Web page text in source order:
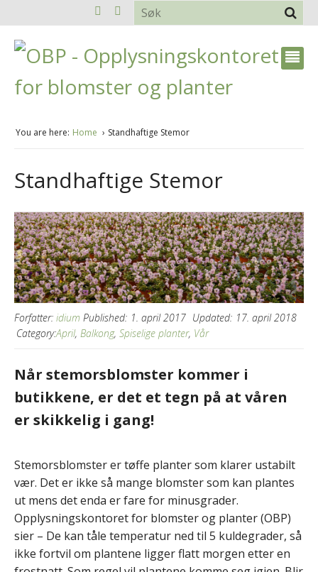
You are here: Home Standhaftige Stemor
Standhaftige Stemor
Forfatter: idium Published: 1. april 2017 Updated: 17. april 2018
Category:April, Balkong, Spiselige planter, Vår
Når stemorsblomster kommer i
butikkene, er det et tegn på at våren
er skikkelig i gang!
Stemorsblomster er tøffe planter som klarer ustabilt
vær. Det er ikke så mange blomster som kan plantes
ut mens det enda er fare for minusgrader.
Opplysningskontoret for blomster og planter (OBP)
sier – De kan tåle temperatur ned til 5 kuldegrader, så
ikke fortvil om plantene ligger flatt morgen etter en